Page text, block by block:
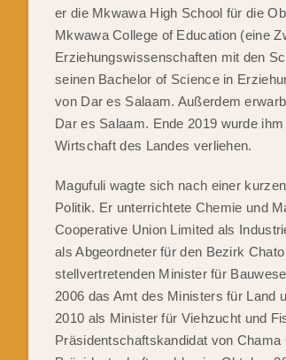
er die Mkwawa High School für die
Mkwawa College of Education (eine
Erziehungswissenschaften mit den
seinen Bachelor of Science in
von Dar es Salaam. Außerdem
Dar es Salaam. Ende 2019 wurde
Wirtschaft des Landes verliehen.
Magufuli wagte sich nach einer
Politik. Er unterrichtete Chemie und
Cooperative Union Limited als
als Abgeordneter für den Bezirk
stellvertretenden Minister für
2006 das Amt des Ministers für Land
2010 als Minister für Viehzucht und
Präsidentschaftskandidat von